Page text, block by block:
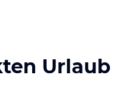
Urlaub